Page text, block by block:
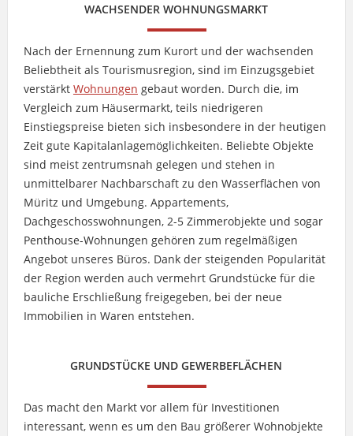
WACHSENDER WOHNUNGSMARKT
Nach der Ernennung zum Kurort und der wachsenden
Beliebtheit als Tourismusregion, sind im Einzugsgebiet
verstärkt Wohnungen gebaut worden. Durch die, im
Vergleich zum Häusermarkt, teils niedrigeren
Einstiegspreise bieten sich insbesondere in der heutigen
Zeit gute Kapitalanlagemöglichkeiten. Beliebte Objekte
sind meist zentrumsnah gelegen und stehen in
unmittelbarer Nachbarschaft zu den Wasserflächen von
Müritz und Umgebung. Appartements,
Dachgeschosswohnungen, 2-5 Zimmerobjekte und sogar
Penthouse-Wohnungen gehören zum regelmäßigen
Angebot unseres Büros. Dank der steigenden Popularität
der Region werden auch vermehrt Grundstücke für die
bauliche Erschließung freigegeben, bei der neue
Immobilien in Waren entstehen.
GRUNDSTÜCKE UND GEWERBEFLÄCHEN
Das macht den Markt vor allem für Investitionen
interessant, wenn es um den Bau größerer Wohnobjekte